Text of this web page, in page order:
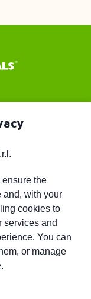
the
and, with your
cookies to
services and
You can
or manage